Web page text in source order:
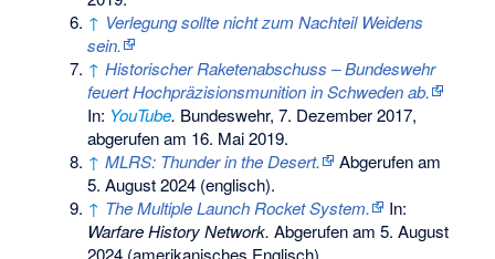
↑ Verlegung sollte nicht zum Nachteil Weidens
sein.
↑ Historischer Raketenabschuss – Bundeswehr
feuert Hochpräzisionsmunition in Schweden ab.
In: YouTube. Bundeswehr, 7. Dezember 2017,
abgerufen am 16. Mai 2019.
↑ MLRS: Thunder in the Desert.
Abgerufen am
5. August 2024 (englisch).
↑ The Multiple Launch Rocket System.
In:
Warfare History Network. Abgerufen am 5. August